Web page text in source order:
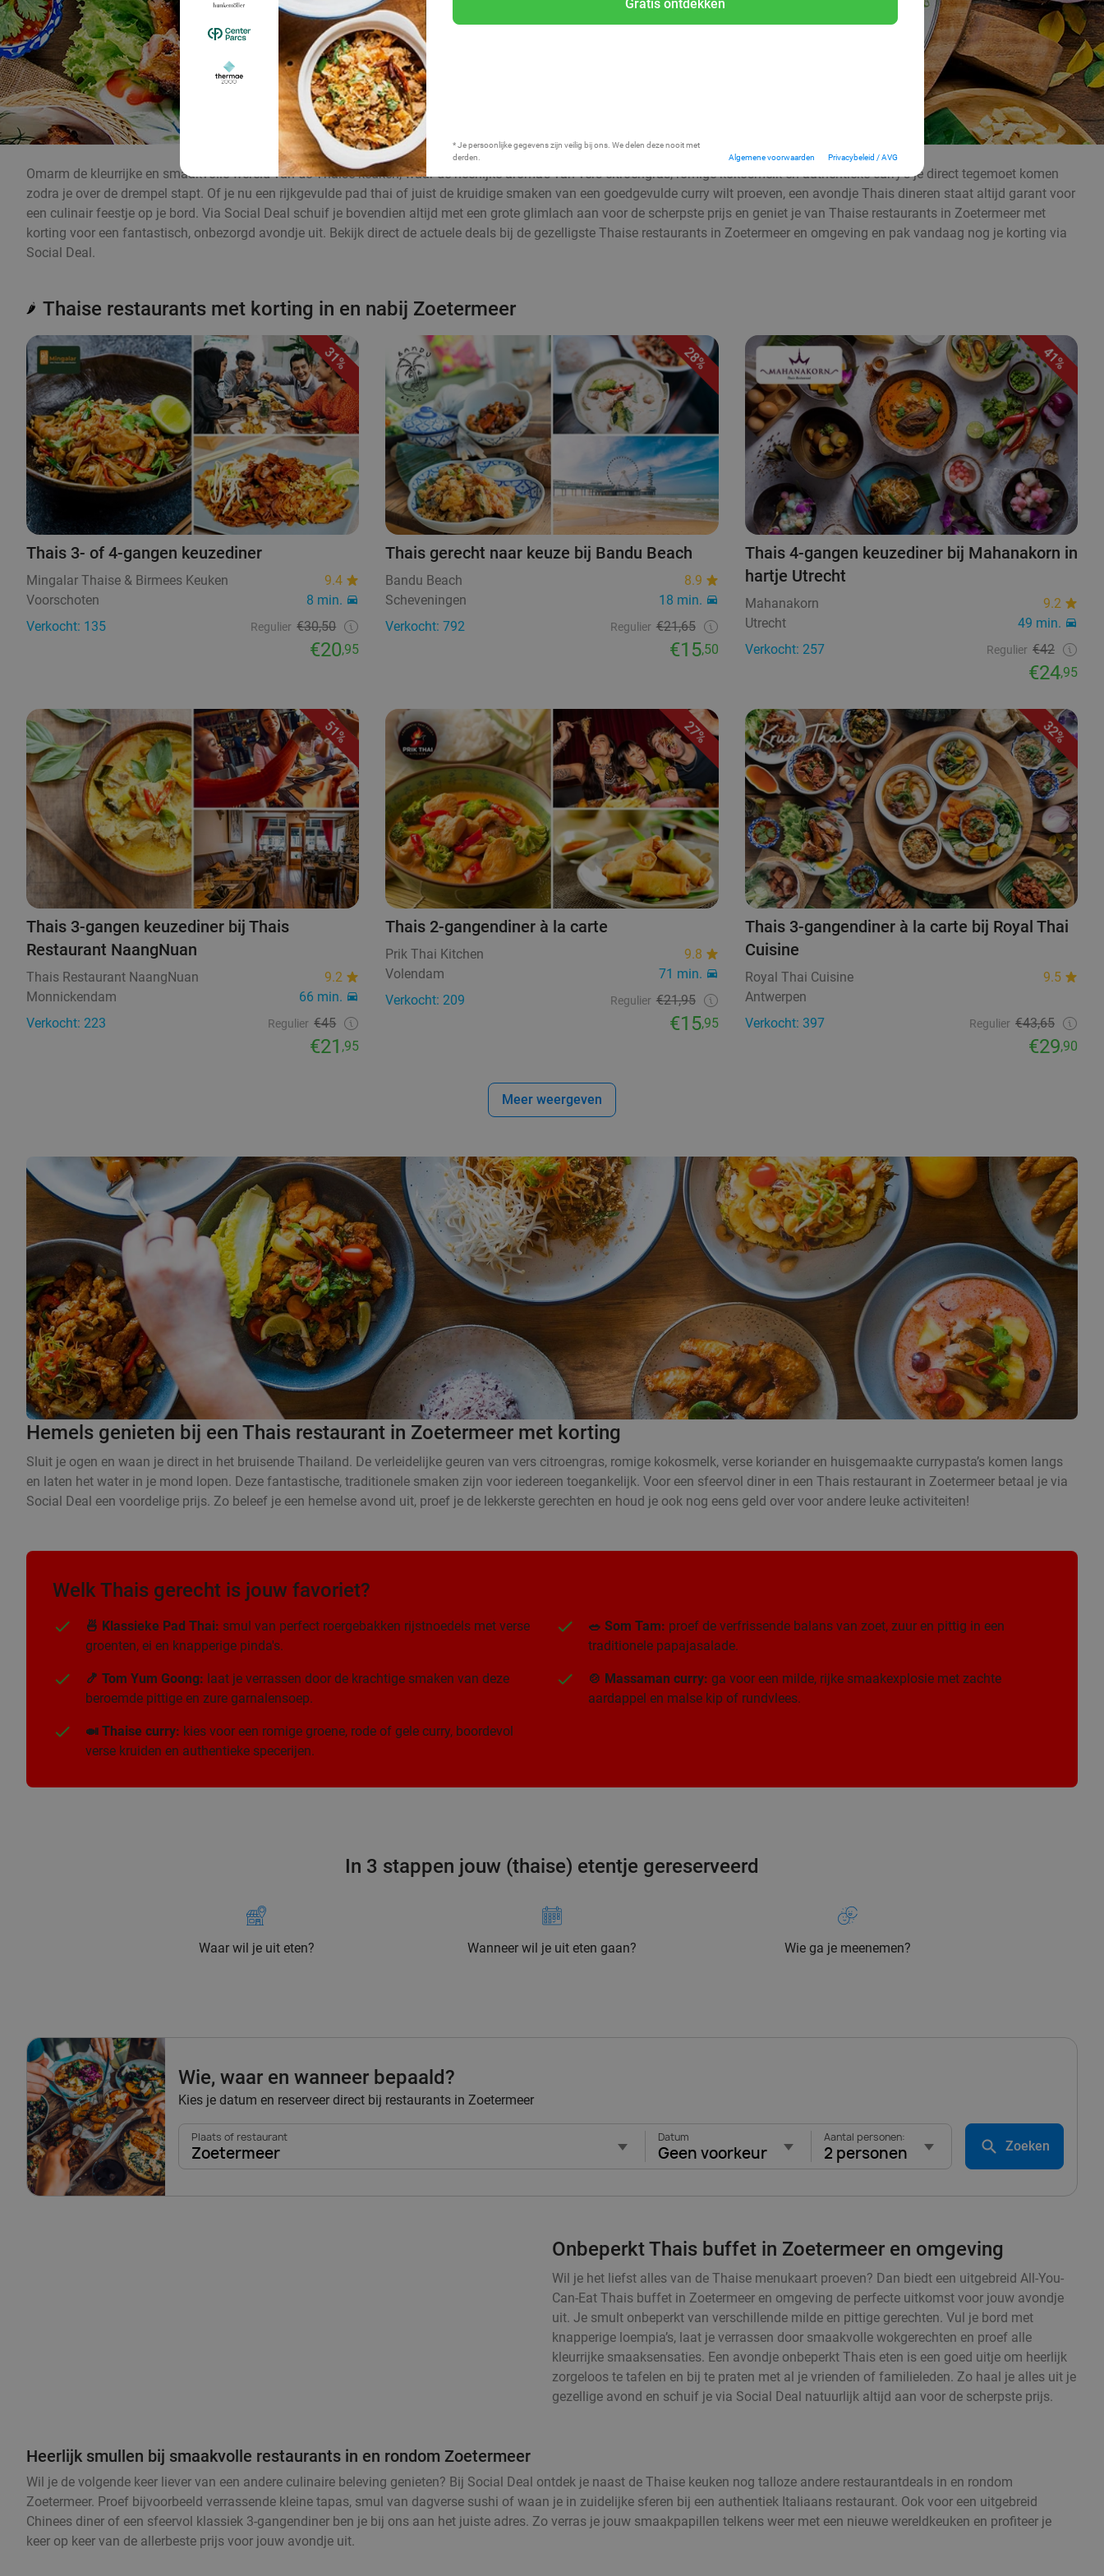
Gratis ontdekken
* Je persoonlijke gegevens zijn veilig bij ons. We delen deze nooit met
derden.
Algemene voorwaarden Privacybeleid / AVG
Omarm de kleurrijke en smaakvolle wereld van de Thaise keuken, waar de heerlijke aroma’s van vers citroengras, romige kokosmelk en authentieke curry’s je direct tegemoet komen
zodra je over de drempel stapt. Of je nu een rijkgevulde pad thai of juist de kruidige smaken van een goedgevulde curry wilt proeven, een avondje Thais dineren staat altijd garant voor
een culinair feestje op je bord. Via Social Deal schuif je bovendien altijd met een grote glimlach aan voor de scherpste prijs en geniet je van Thaise restaurants in Zoetermeer met
korting voor een fantastisch, onbezorgd avondje uit. Bekijk direct de actuele deals bij de gezelligste Thaise restaurants in Zoetermeer en omgeving en pak vandaag nog je korting via
Social Deal.
🌶️ Thaise restaurants met korting in en nabij Zoetermeer
31%
Thais 3- of 4-gangen keuzediner
Mingalar Thaise & Birmees Keuken
9.4
Voorschoten
8 min.
Verkocht: 135
Regulier €30,50
€20,95
28%
Thais gerecht naar keuze bij Bandu Beach
Bandu Beach
8.9
Scheveningen
18 min.
Verkocht: 792
Regulier €21,65
€15,50
41%
Thais 4-gangen keuzediner bij Mahanakorn in
hartje Utrecht
Mahanakorn
9.2
Utrecht
49 min.
Verkocht: 257
Regulier €42
€24,95
51%
Thais 3-gangen keuzediner bij Thais
Restaurant NaangNuan
Thais Restaurant NaangNuan
9.2
Monnickendam
66 min.
Verkocht: 223
Regulier €45
€21,95
27%
Thais 2-gangendiner à la carte
Prik Thai Kitchen
9.8
Volendam
71 min.
Verkocht: 209
Regulier €21,95
€15,95
32%
Thais 3-gangendiner à la carte bij Royal Thai
Cuisine
Royal Thai Cuisine
9.5
Antwerpen
Verkocht: 397
Regulier €43,65
€29,90
Meer weergeven
Hemels genieten bij een Thais restaurant in Zoetermeer met korting
Sluit je ogen en waan je direct in het bruisende Thailand. De verleidelijke geuren van vers citroengras, romige kokosmelk, verse koriander en huisgemaakte currypasta’s komen langs
en laten het water in je mond lopen. Deze fantastische, traditionele smaken zijn voor iedereen toegankelijk. Voor een sfeervol diner in een Thais restaurant in Zoetermeer betaal je via
Social Deal een voordelige prijs. Zo beleef je een hemelse avond uit, proef je de lekkerste gerechten en houd je ook nog eens geld over voor andere leuke activiteiten!
Welk Thais gerecht is jouw favoriet?
🍜 Klassieke Pad Thai: smul van perfect roergebakken rijstnoedels met verse
groenten, ei en knapperige pinda's.
🍤 Tom Yum Goong: laat je verrassen door de krachtige smaken van deze
beroemde pittige en zure garnalensoep.
🍛 Thaise curry: kies voor een romige groene, rode of gele curry, boordevol
verse kruiden en authentieke specerijen.
🥗 Som Tam: proef de verfrissende balans van zoet, zuur en pittig in een
traditionele papajasalade.
🍲 Massaman curry: ga voor een milde, rijke smaakexplosie met zachte
aardappel en malse kip of rundvlees.
In 3 stappen jouw (thaise) etentje gereserveerd
Waar wil je uit eten? Wanneer wil je uit eten gaan? Wie ga je meenemen?
Wie, waar en wanneer bepaald?
Kies je datum en reserveer direct bij restaurants in Zoetermeer
Plaats of restaurant
Zoetermeer
Datum
Geen voorkeur
Aantal personen:
2 personen Zoeken
Onbeperkt Thais buffet in Zoetermeer en omgeving
Wil je het liefst alles van de Thaise menukaart proeven? Dan biedt een uitgebreid All-You-
Can-Eat Thais buffet in Zoetermeer en omgeving de perfecte uitkomst voor jouw avondje
uit. Je smult onbeperkt van verschillende milde en pittige gerechten. Vul je bord met
knapperige loempia’s, laat je verrassen door smaakvolle wokgerechten en proef alle
kleurrijke smaaksensaties. Een avondje onbeperkt Thais eten is een goed uitje om heerlijk
zorgeloos te tafelen en bij te praten met al je vrienden of familieleden. Zo haal je alles uit je
gezellige avond en schuif je via Social Deal natuurlijk altijd aan voor de scherpste prijs.
Heerlijk smullen bij smaakvolle restaurants in en rondom Zoetermeer
Wil je de volgende keer liever van een andere culinaire beleving genieten? Bij Social Deal ontdek je naast de Thaise keuken nog talloze andere restaurantdeals in en rondom
Zoetermeer. Proef bijvoorbeeld verrassende kleine tapas, smul van dagverse sushi of waan je in zuidelijke sferen bij een authentiek Italiaans restaurant. Ook voor een uitgebreid
Chinees diner of een sfeervol klassiek 3-gangendiner ben je bij ons aan het juiste adres. Zo verras je jouw smaakpapillen telkens weer met een nieuwe wereldkeuken en profiteer je
keer op keer van de allerbeste prijs voor jouw avondje uit.